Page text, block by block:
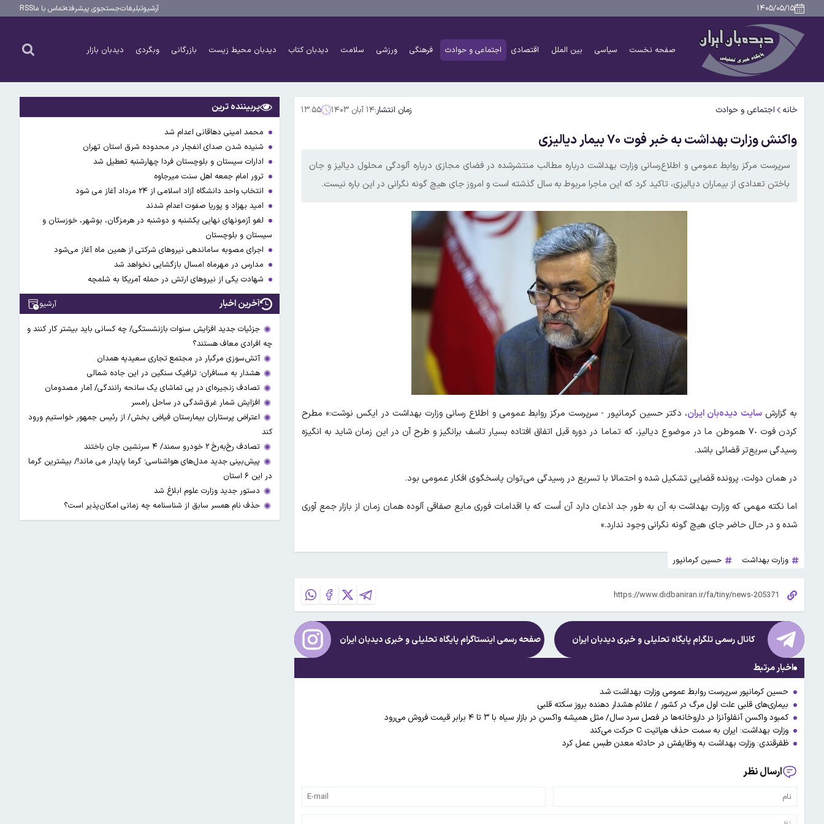
۱۴۰۵/۰۵/۱۵ آرشیوتبلیغاتجستجوی پیشرفتهتماس با ماRSS
صفحه نخست سیاسی بین الملل اقتصادی اجتماعی و حوادث فرهنگی ورزشی سلامت دیدبان کتاب دیدبان محیط زیست بازرگانی وبگردی دیدبان بازار
خانه اجتماعی و حوادث زمان انتشار:۱۴ آبان ۱۴۰۳ ۱۳:۵۵
واکنش وزارت بهداشت به خبر فوت ۷۰ بیمار دیالیزی
سرپرست مرکز روابط عمومی و اطلاع‌رسانی وزارت بهداشت درباره مطالب منتشرشده در فضای مجازی درباره آلودگی محلول دیالیز و جان
باختن تعدادی از بیماران دیالیزی، تاکید کرد که این ماجرا مربوط به سال گذشته است و امروز جای هیچ گونه نگرانی در این باره نیست.
به گزارشسایت دیده‌بان ایران، دکتر حسین کرمانپور - سرپرست مرکز روابط عمومی و اطلاع رسانی وزارت بهداشت در ایکس نوشت:« مطرح
کردن فوت ٧٠ هموطن ما در موضوع دیالیز، که تماما در دوره قبل اتفاق افتاده بسیار تاسف برانگیز و طرح آن در این زمان شاید به انگیزه
رسیدگی سریع‌تر قضائی باشد.
در همان دولت، پرونده قضایی تشکیل شده و احتمالا با تسریع در رسیدگی می‌توان پاسخگوی افکار عمومی بود.
اما نکته مهمی که وزارت بهداشت به آن به طور جد اذعان دارد آن أست که با اقدامات فوری مایع صفاقی آلوده همان زمان از بازار جمع آوری
شده و در حال حاضر جای هیچ گونه نگرانی وجود ندارد.»
وزارت بهداشت حسین کرمانپور
کانال رسمی تلگرام پایگاه تحلیلی و خبریدیدبان ایران صفحه رسمی اینستاگرام پایگاه تحلیلی و خبریدیدبان ایران
اخبار مرتبط
حسین کرمانپور سرپرست روابط عمومی وزارت بهداشت شد
بیماری‌های قلبی علت اول مرگ در کشور / علائم هشدار دهنده بروز سکته قلبی
کمبود واکسن آنفلوآنزا در داروخانه‌ها در فصل سرد سال/ مثل همیشه واکسن در بازار سیاه با ۳ تا ۴ برابر قیمت فروش می‌رود
وزارت بهداشت: ایران به سمت حذف هپاتیت C حرکت می‌کند
ظفرقندی: وزارت بهداشت به وظایفش در حادثه معدن طبس عمل کرد
ارسال نظر
پربیننده ترین
محمد امینی دهاقانی اعدام شد
شنیده شدن صدای انفجار در محدوده شرق استان تهران
ادارات سیستان و بلوچستان فردا چهارشنبه تعطیل شد
ترور امام جمعه اهل سنت میرجاوه
انتخاب واحد دانشگاه آزاد اسلامی از ۲۴ مرداد آغاز می شود
امید بهزاد و پوریا صفوت اعدام شدند
لغو آزمونهای نهایی یکشنبه و دوشنبه در هرمزگان، بوشهر، خوزستان و
سیستان و بلوچستان
اجرای مصوبه ساماندهی نیرو‌های شرکتی از همین ماه آغاز می‌شود
مدارس در مهرماه امسال بازگشایی نخواهد شد
شهادت یکی از نیروهای ارتش در حمله آمریکا به شلمچه
آخرین اخبار آرشیو
جزئیات جدید افزایش سنوات بازنشستگی/ چه کسانی باید بیشتر کار کنند و
چه افرادی معاف هستند؟
آتش‌سوزی مرگبار در مجتمع تجاری سعیدیه همدان
هشدار به مسافران؛ ترافیک سنگین در این جاده شمالی
تصادف زنجیره‌ای در پی تماشای یک سانحه رانندگی/ آمار مصدومان
افزایش شمار غرق‌شدگی در ساحل رامسر
اعتراض پرستاران بیمارستان فیاض بخش/ از رئیس جمهور خواستیم ورود
کند
تصادف رخ‌به‌رخ ۲ خودرو سمند/ ۴ سرنشین جان باختند
پیش‌بینی جدید مدل‌های هواشناسی؛ گرما پایدار می ماند!/ بیشترین گرما
در این ۶ استان
دستور جدید وزارت علوم ابلاغ شد
حذف نام همسر سابق از شناسنامه چه زمانی امکان‌پذیر است؟